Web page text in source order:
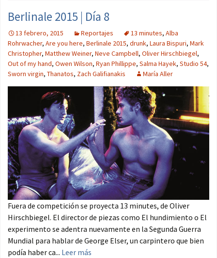
Berlinale 2015 | Día 8
13 febrero, 2015 Reportajes 13 minutes, Alba
Rohrwacher, Are you here, Berlinale 2015, drunk, Laura Bispuri, Mark
Christopher, Matthew Weiner, Neve Campbell, Oliver Hirschbiegel,
Out of my hand, Owen Wilson, Ryan Phillippe, Salma Hayek, Studio 54,
Sworn virgin, Thanatos, Zach Galifianakis María Aller
Fuera de competición se proyecta 13 minutes, de Oliver
Hirschbiegel. El director de piezas como El hundimiento o El
experimento se adentra nuevamente en la Segunda Guerra
Mundial para hablar de George Elser, un carpintero que bien
podía haber ca... Leer más